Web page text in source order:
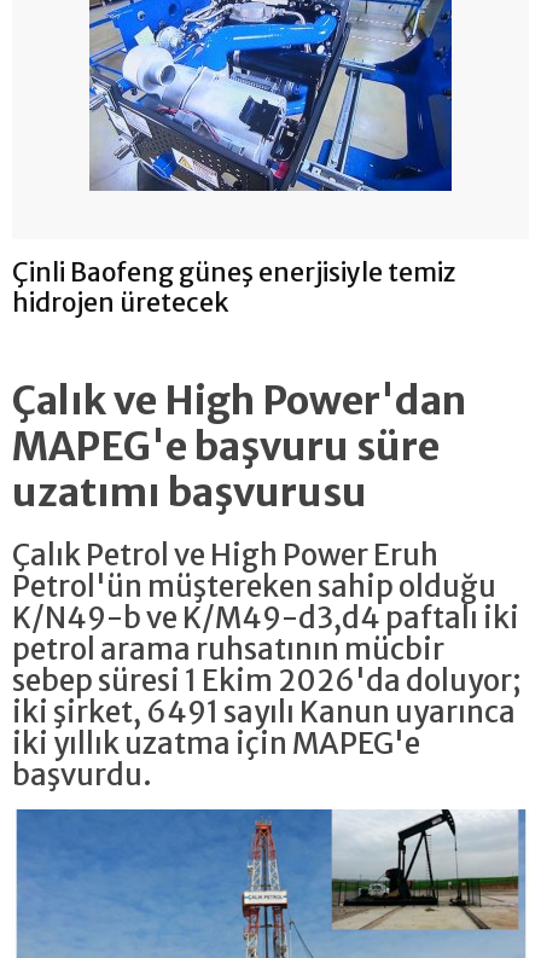
Çinli Baofeng güneş enerjisiyle temiz
hidrojen üretecek
Çalık ve High Power'dan
MAPEG'e başvuru süre
uzatımı başvurusu
Çalık Petrol ve High Power Eruh
Petrol'ün müştereken sahip olduğu
K/N49-b ve K/M49-d3,d4 paftalı iki
petrol arama ruhsatının mücbir
sebep süresi 1 Ekim 2026'da doluyor;
iki şirket, 6491 sayılı Kanun uyarınca
iki yıllık uzatma için MAPEG'e
başvurdu.